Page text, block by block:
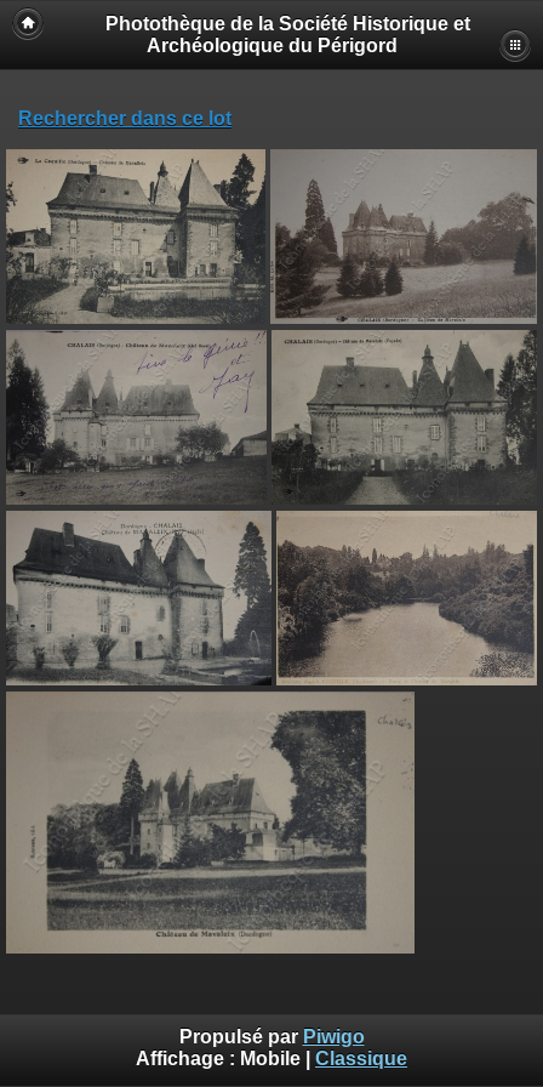
Photothèque de la Société Historique et
Archéologique du Périgord
Rechercher dans ce lot
Propulsé par Piwigo
Affichage : Mobile Classique